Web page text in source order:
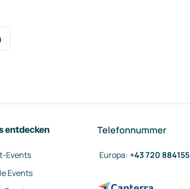
entdecken
Events
Events
Telefonnummer
Europa: +43 720 884155